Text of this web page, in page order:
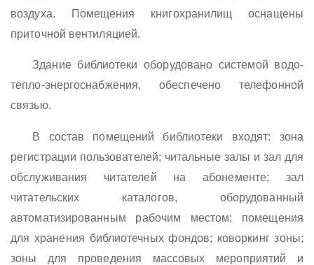
воздуха. Помещения книгохранилищ оснащены
приточной вентиляцией.
Здание библиотеки оборудовано системой водо-
тепло-энергоснабжения, обеспечено телефонной
связью.
В состав помещений библиотеки входят: зона
регистрации пользователей; читальные залы и зал для
обслуживания читателей на абонементе; зал
читательских каталогов, оборудованный
автоматизированным рабочим местом; помещения
для хранения библиотечных фондов; коворкинг зоны;
зоны для проведения массовых мероприятий и